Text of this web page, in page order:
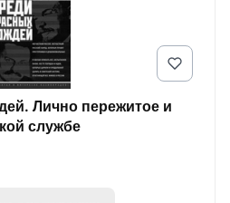
Лично пережитое и
службе